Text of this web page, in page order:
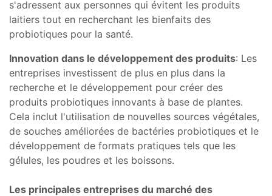
s'adressent aux personnes qui évitent les produits
laitiers tout en recherchant les bienfaits des
probiotiques pour la santé.
Innovation dans le développement des produits: Les
entreprises investissent de plus en plus dans la
recherche et le développement pour créer des
produits probiotiques innovants à base de plantes.
Cela inclut l'utilisation de nouvelles sources végétales,
de souches améliorées de bactéries probiotiques et le
développement de formats pratiques tels que les
gélules, les poudres et les boissons.
Les principales entreprises du marché des